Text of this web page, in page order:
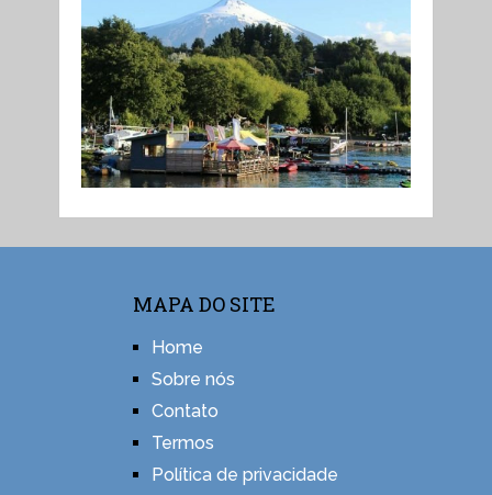
MAPA DO SITE
Home
Sobre nós
Contato
Termos
Política de privacidade